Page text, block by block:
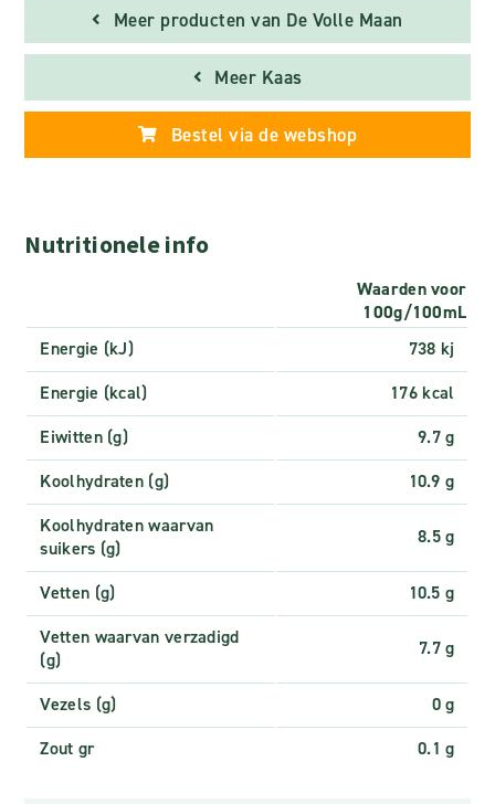
Meer producten van De Volle Maan
Meer Kaas
Bestel via de webshop
Nutritionele info
Waarden voor
100g/100mL
Energie (kJ)
738 kj
Energie (kcal)
176 kcal
Eiwitten (g)
9.7 g
Koolhydraten (g)
10.9 g
Koolhydraten waarvan
suikers (g)
8.5 g
Vetten (g)
10.5 g
Vetten waarvan verzadigd
(g)
7.7 g
Vezels (g)
0 g
Zout gr
0.1 g